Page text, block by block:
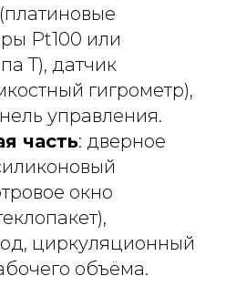
Pt100 или
T), датчик
гигрометр),
управления.
часть: дверное
окно
циркуляционный
объёма.